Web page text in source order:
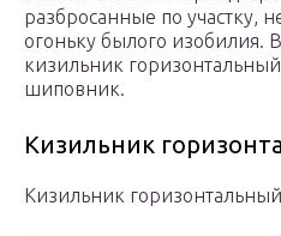
разбросанные по участку,
огоньку былого изобилия.
кизильник
шиповник.
Кизильник
Кизильник горизонтальный